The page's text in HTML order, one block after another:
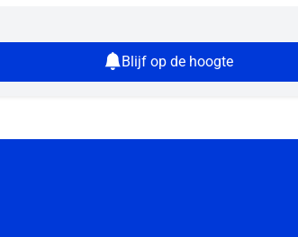
Blijf op de hoogte